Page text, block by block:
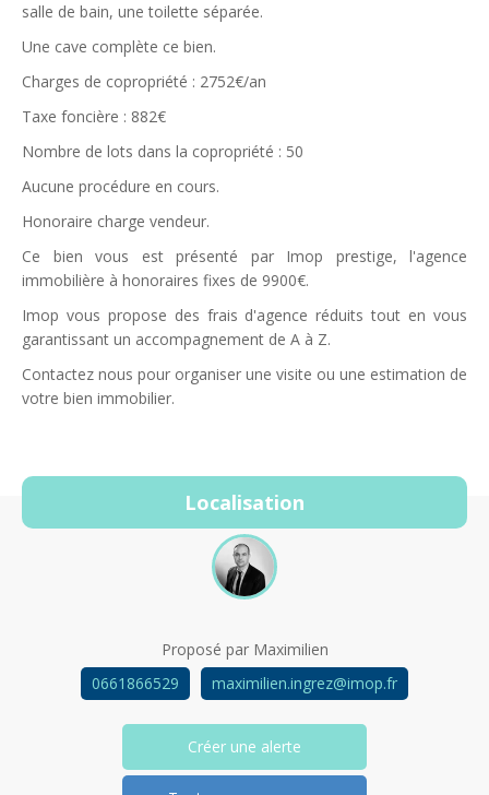
salle de bain, une toilette séparée.
Une cave complète ce bien.
Charges de copropriété : 2752€/an
Taxe foncière : 882€
Nombre de lots dans la copropriété : 50
Aucune procédure en cours.
Honoraire charge vendeur.
Ce bien vous est présenté par Imop prestige, l'agence
immobilière à honoraires fixes de 9900€.
Imop vous propose des frais d'agence réduits tout en vous
garantissant un accompagnement de A à Z.
Contactez nous pour organiser une visite ou une estimation de
votre bien immobilier.
Localisation
Proposé par Maximilien
0661866529
maximilien.ingrez@imop.fr
Créer une alerte